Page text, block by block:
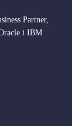
Partner,
і IBM